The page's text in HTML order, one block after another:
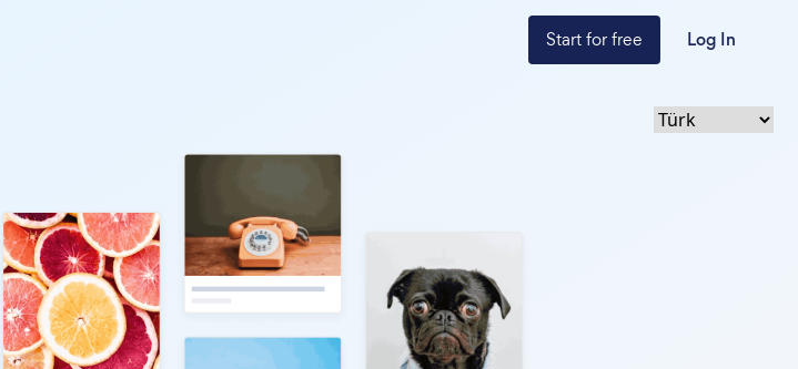
Start for free Log In